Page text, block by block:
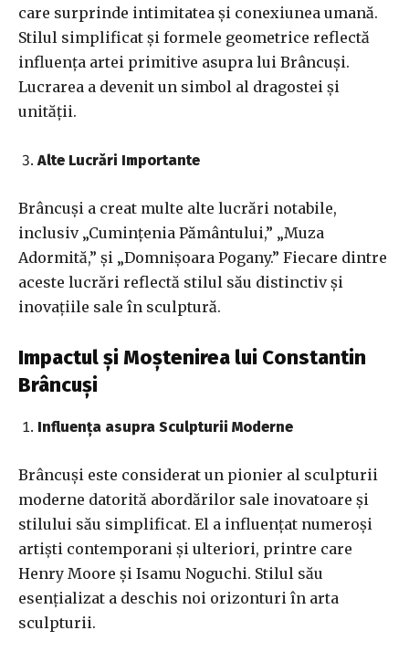
care surprinde intimitatea și conexiunea umană.
Stilul simplificat și formele geometrice reflectă
influența artei primitive asupra lui Brâncuși.
Lucrarea a devenit un simbol al dragostei și
unității.
Alte Lucrări Importante
Brâncuși a creat multe alte lucrări notabile,
inclusiv „Cumințenia Pământului,” „Muza
Adormită,” și „Domnișoara Pogany.” Fiecare dintre
aceste lucrări reflectă stilul său distinctiv și
inovațiile sale în sculptură.
Impactul și Moștenirea lui Constantin
Brâncuși
Influența asupra Sculpturii Moderne
Brâncuși este considerat un pionier al sculpturii
moderne datorită abordărilor sale inovatoare și
stilului său simplificat. El a influențat numeroși
artiști contemporani și ulteriori, printre care
Henry Moore și Isamu Noguchi. Stilul său
esențializat a deschis noi orizonturi în arta
sculpturii.